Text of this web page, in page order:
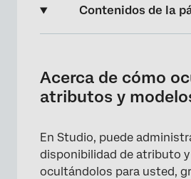
Contenidos de la
Protección de datos
usuarios
Cómo ordenar tu Espacio
Acerca de cómo
atributos y
En Studio, puede
disponibilidad de atributo
ocultándolos para usted,